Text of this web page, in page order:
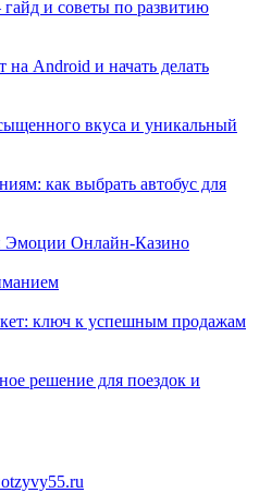
и советы по развитию
на Android и начать делать
вкуса и уникальный
как выбрать автобус для
Эмоции Онлайн-Казино
ключ к успешным продажам
решение для поездок и